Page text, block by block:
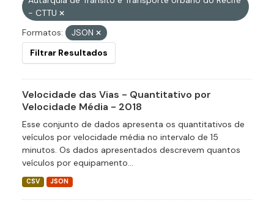
- CTTU
Formatos:
JSON
Filtrar Resultados
Velocidade das Vias - Quantitativo por
Velocidade Média - 2018
Esse conjunto de dados apresenta os quantitativos de
veículos por velocidade média no intervalo de 15
minutos. Os dados apresentados descrevem quantos
veículos por equipamento...
CSV JSON